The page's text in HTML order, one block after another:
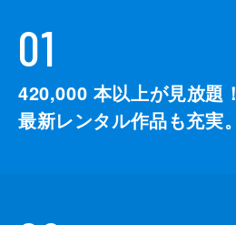
01
420,000 本以上が見放題！
最新レンタル作品も充実。